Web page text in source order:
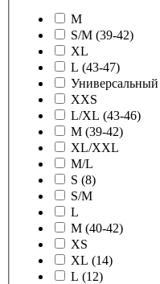
M
S/M (39-42)
XL
L (43-47)
Универсальный
XXS
L/XL (43-46)
M (39-42)
XL/XXL
M/L
S (8)
S/M
L
M (40-42)
XS
XL (14)
L (12)